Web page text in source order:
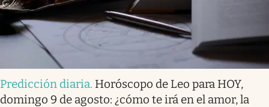
Predicción diaria. Horóscopo de Leo para HOY,
domingo 9 de agosto: ¿cómo te irá en el amor, la